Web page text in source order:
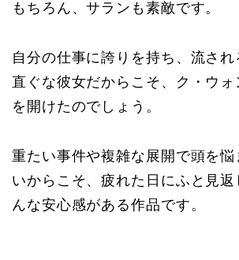
もちろん、サランも素敵です。
自分の仕事に誇りを持ち、流され
直ぐな彼女だからこそ、ク・ウ
を開けたのでしょう。
重たい事件や複雑な展開で頭を悩
いからこそ、疲れた日にふと見
んな安心感がある作品です。